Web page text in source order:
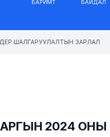
БАРИМТ
БАЙДАЛ
ШАЛГАРУУЛАЛТЫН ЗАРЛАЛ
2024 ОНЫ